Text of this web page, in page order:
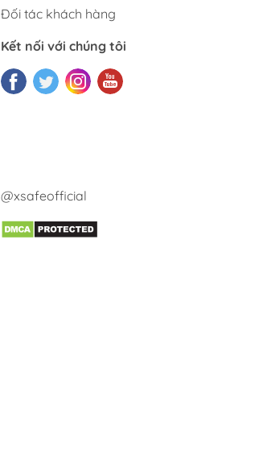
Đối tác khách hàng
Kết nối với chúng tôi
@xsafeofficial